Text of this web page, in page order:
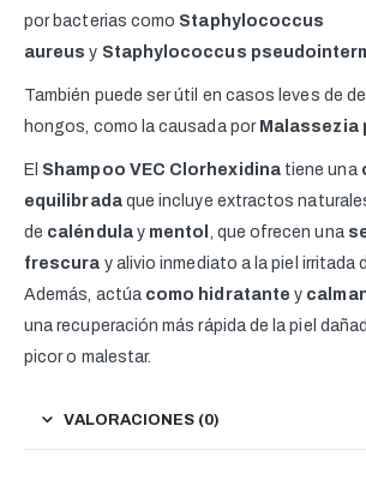
por bacterias como Staphylococcus
aureus y Staphylococcus
También puede ser útil en casos leves de
hongos, como la causada por Malassezia
El Shampoo VEC Clorhexidinatiene una
equilibradaque incluye extractos
de caléndulay mentol , que ofrecen una
frescura y alivio inmediato a la piel irritada
Además, actúa como hidratante y
una recuperación más rápida de la piel
picor o malestar.
VALORACIONES (0)